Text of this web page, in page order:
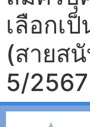
เลือกเ
(สายส
5/2567